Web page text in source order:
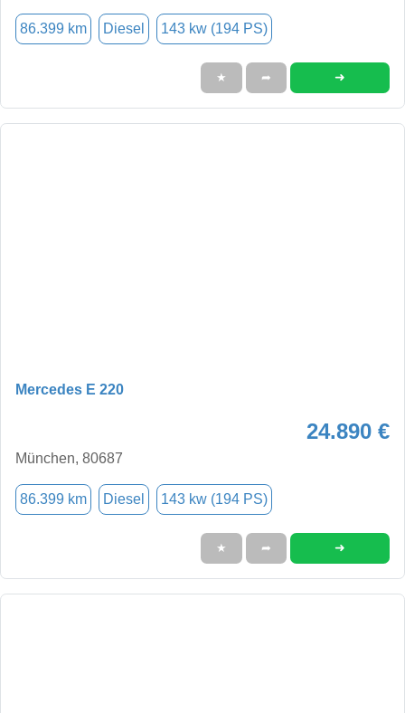
86.399 km Diesel 143 kw (194 PS)
★ ➦ ➜
Mercedes E 220
24.890 €
München, 80687
86.399 km Diesel 143 kw (194 PS)
★ ➦ ➜